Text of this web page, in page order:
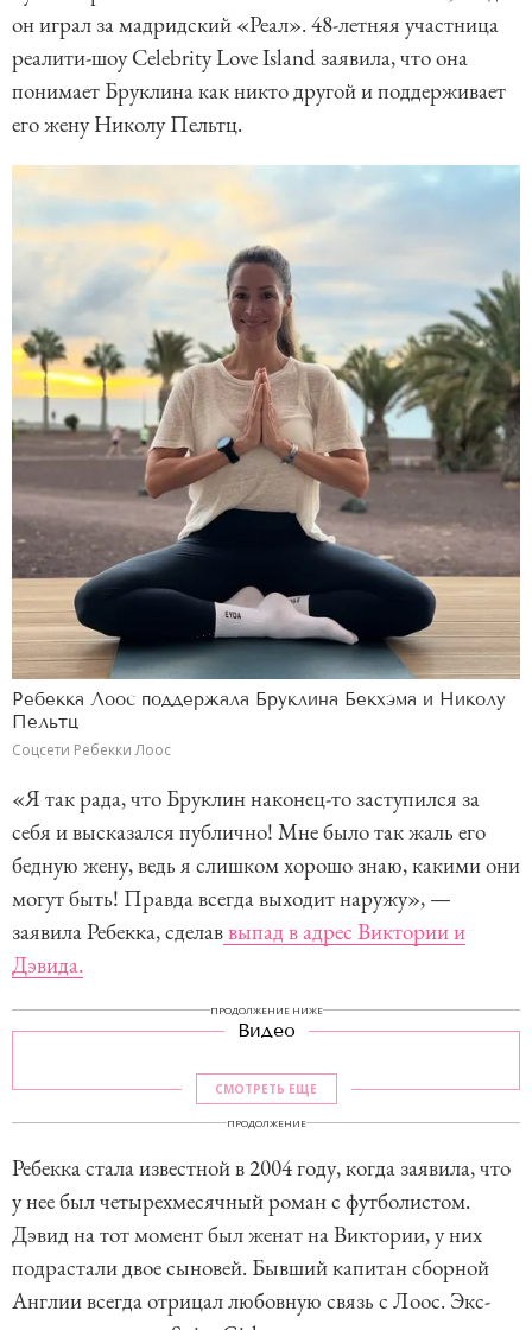
он играл за мадридский «Реал». 48-летняя участница
реалити-шоу Celebrity Love Island заявила, что она
понимает Бруклина как никто другой и поддерживает
его жену Николу Пельтц.
Ребекка Лоос поддержала Бруклина Бекхэма и Николу
Пельтц
Соцсети Ребекки Лоос
«Я так рада, что Бруклин наконец-то заступился за
себя и высказался публично! Мне было так жаль его
бедную жену, ведь я слишком хорошо знаю, какими они
могут быть! Правда всегда выходит наружу», —
заявила Ребекка, сделаввыпад в адрес Виктории и
Дэвида.
ПРОДОЛЖЕНИЕ НИЖЕ
Видео
СМОТРЕТЬ ЕЩЕ
ПРОДОЛЖЕНИЕ
Ребекка стала известной в 2004 году, когда заявила, что
у нее был четырехмесячный роман с футболистом.
Дэвид на тот момент был женат на Виктории, у них
подрастали двое сыновей. Бывший капитан сборной
Англии всегда отрицал любовную связь с Лоос. Экс-